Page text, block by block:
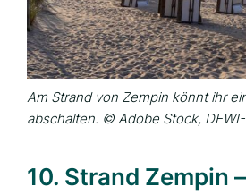
Am Strand von Zempin könnt ihr
abschalten. © Adobe Stock,
10. Strand Zempin